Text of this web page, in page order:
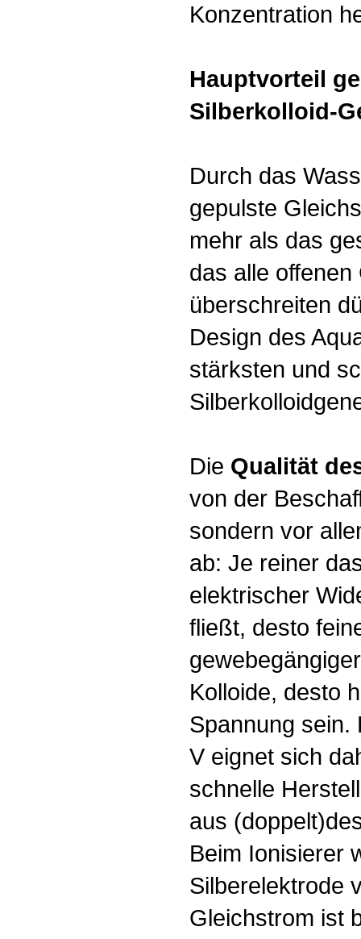
Konzentration
Hauptvorteil
Silberkolloid-
Durch das
gepulste
mehr als das
das alle
überschreiten
Design des
stärksten und
Die Qualität
von der
sondern vor
ab: Je reiner
elektrischer
fließt, desto
Kolloide, desto
Spannung sein.
V eignet sich
schnelle
aus
Beim Ionisierer
Silberelektrode
Gleichstrom ist